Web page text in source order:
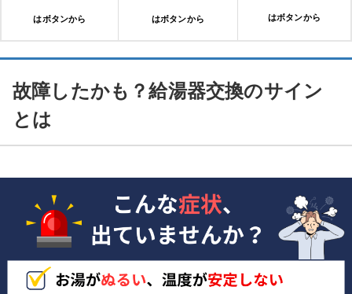
はボタンから はボタンから はボタンから
故障したかも？給湯器交換のサイン
とは